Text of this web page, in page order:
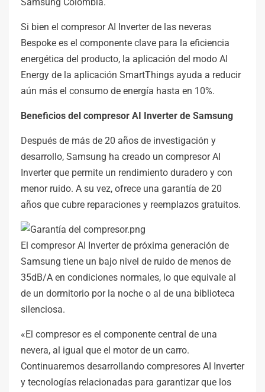
Samsung Colombia.
Si bien el compresor AI Inverter de las neveras
Bespoke es el componente clave para la eficiencia
energética del producto, la aplicación del modo AI
Energy de la aplicación SmartThings ayuda a reducir
aún más el consumo de energía hasta en 10%.
Beneficios del compresor AI Inverter de Samsung
Después de más de 20 años de investigación y
desarrollo, Samsung ha creado un compresor AI
Inverter que permite un rendimiento duradero y con
menor ruido. A su vez, ofrece una garantía de 20
años que cubre reparaciones y reemplazos gratuitos.
El compresor AI Inverter de próxima generación de
Samsung tiene un bajo nivel de ruido de menos de
35dB/A en condiciones normales, lo que equivale al
de un dormitorio por la noche o al de una biblioteca
silenciosa.
«El compresor es el componente central de una
nevera, al igual que el motor de un carro.
Continuaremos desarrollando compresores AI Inverter
y tecnologías relacionadas para garantizar que los